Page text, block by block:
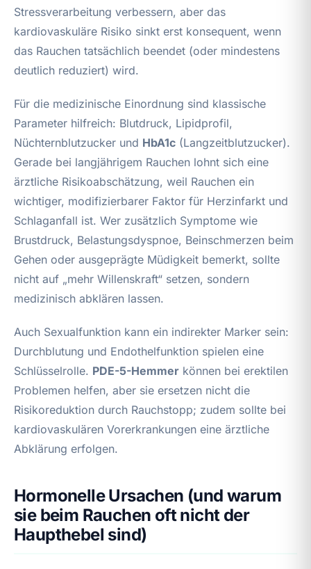
Stressverarbeitung verbessern, aber das
kardiovaskuläre Risiko sinkt erst konsequent, wenn
das Rauchen tatsächlich beendet (oder mindestens
deutlich reduziert) wird.
Für die medizinische Einordnung sind klassische
Parameter hilfreich: Blutdruck, Lipidprofil,
Nüchternblutzucker und HbA1c (Langzeitblutzucker).
Gerade bei langjährigem Rauchen lohnt sich eine
ärztliche Risikoabschätzung, weil Rauchen ein
wichtiger, modifizierbarer Faktor für Herzinfarkt und
Schlaganfall ist. Wer zusätzlich Symptome wie
Brustdruck, Belastungsdyspnoe, Beinschmerzen beim
Gehen oder ausgeprägte Müdigkeit bemerkt, sollte
nicht auf „mehr Willenskraft“ setzen, sondern
medizinisch abklären lassen.
Auch Sexualfunktion kann ein indirekter Marker sein:
Durchblutung und Endothelfunktion spielen eine
Schlüsselrolle. PDE-5-Hemmer können bei erektilen
Problemen helfen, aber sie ersetzen nicht die
Risikoreduktion durch Rauchstopp; zudem sollte bei
kardiovaskulären Vorerkrankungen eine ärztliche
Abklärung erfolgen.
Hormonelle Ursachen (und warum
sie beim Rauchen oft nicht der
Haupthebel sind)